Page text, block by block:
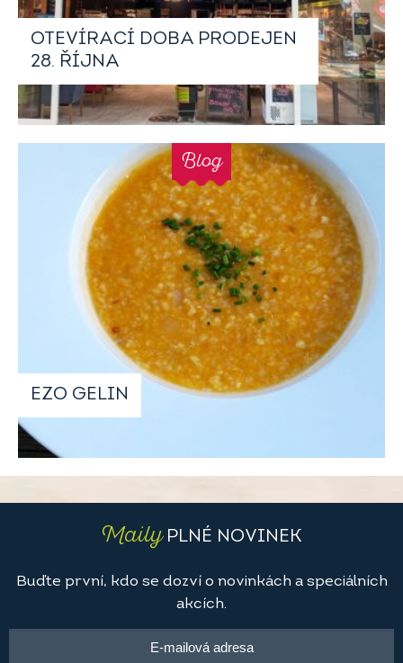
OTEVÍRACÍ DOBA PRODEJEN
28. ŘÍJNA
EZO GELIN
Blog
MailyPLNÉ NOVINEK
Buďte první, kdo se dozví o novinkách a speciálních
akcích.